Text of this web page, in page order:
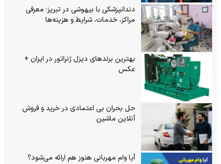
دندانپزشکی با بیهوشی در تبریز؛ معرفی
مراکز، خدمات، شرایط و هزینه‌ها
بهترین برندهای دیزل ژنراتور در ایران +
عکس
حل بحران بی‌ اعتمادی در خرید و فروش
آنلاین ماشین
آیا وام مهربانی هنوز هم ارائه می‌شود؟